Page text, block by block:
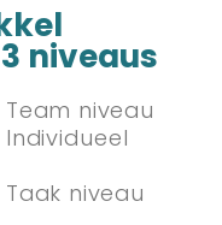
niveaus
niveau
niveau